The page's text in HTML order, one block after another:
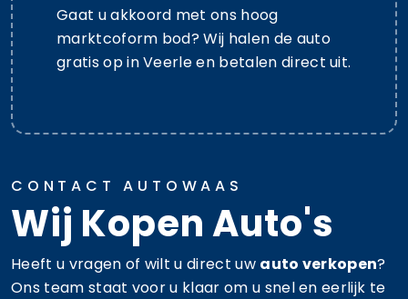
Gaat u akkoord met ons hoog
marktcoform bod? Wij halen de auto
gratis op in Veerle en betalen direct uit.
CONTACT AUTOWAAS
Wij Kopen Auto's
Heeft u vragen of wilt u direct uw auto verkopen?
Ons team staat voor u klaar om u snel en eerlijk te